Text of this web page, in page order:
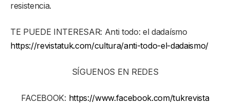
resistencia.
TE PUEDE INTERESAR: Anti todo: el dadaísmo
https://revistatuk.com/cultura/anti-todo-el-dadaismo/
SÍGUENOS EN REDES
FACEBOOK: https://www.facebook.com/tukrevista